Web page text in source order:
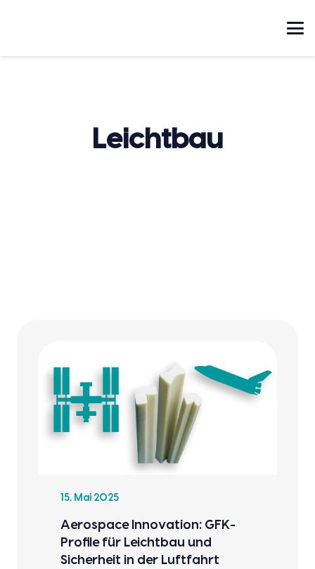
Leichtbau
15. Mai 2025
Aero­space Inno­va­ti­on: GFK-
Pro­fi­le für Leicht­bau und
Sicher­heit in der Luft­fahrt